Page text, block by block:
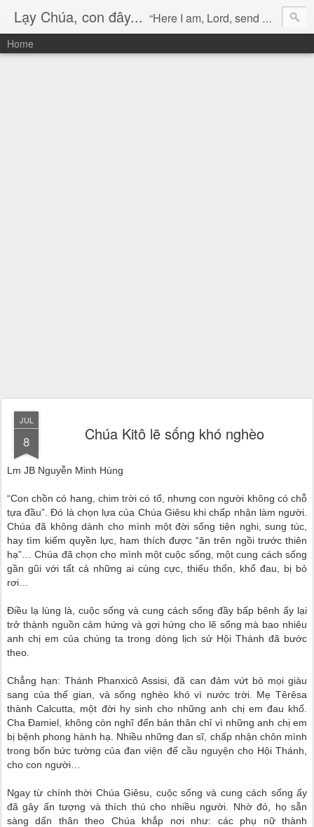
Lạy Chúa, con đây... “Here I am, Lord, send me!” (Isaiah 6:8)
Home
JUL
8 Chúa Kitô lẽ sống khó nghèo
Lm JB Nguyễn Minh Hùng
“Con chồn có hang, chim trời có tổ, nhưng con người không có chỗ
tựa đầu”. Đó là chọn lựa của Chúa Giêsu khi chấp nhận làm người.
Chúa đã không dành cho mình một đời sống tiện nghi, sung túc,
hay tìm kiếm quyền lực, ham thích được “ăn trên ngồi trước thiên
hạ”… Chúa đã chọn cho mình một cuộc sống, một cung cách sống
gần gũi với tất cả những ai cùng cực, thiếu thốn, khổ đau, bị bỏ
rơi…
Điều lạ lùng là, cuộc sống và cung cách sống đầy bấp bênh ấy lại
trở thành nguồn cảm hứng và gợi hứng cho lẽ sống mà bao nhiêu
anh chị em của chúng ta trong dòng lịch sử Hội Thánh đã bước
theo.
Chẳng hạn: Thánh Phanxicô Assisi, đã can đảm vứt bỏ mọi giàu
sang của thế gian, và sống nghèo khó vì nước trời. Mẹ Têrêsa
thành Calcutta, một đời hy sinh cho những anh chị em đau khổ.
Cha Đamiel, không còn nghĩ đến bản thân chỉ vì những anh chị em
bị bệnh phong hành hạ. Nhiều những đan sĩ, chấp nhận chôn mình
trong bốn bức tường của đan viện để cầu nguyện cho Hội Thánh,
cho con người…
Ngay từ chính thời Chúa Giêsu, cuộc sống và cung cách sống ấy
đã gây ấn tượng và thích thú cho nhiều người. Nhờ đó, họ sẵn
sàng dấn thân theo Chúa khắp nơi như: các phụ nữ thành